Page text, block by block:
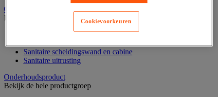
Onderdelen voor sanitair, douche en badkamer
Bekijk de hele productgroep
Douche apparatuur
Sanitaire scheidingswand en cabine
Sanitaire uitrusting
Onderhoudsproduct
Bekijk de hele productgroep
Cookievoorkeuren